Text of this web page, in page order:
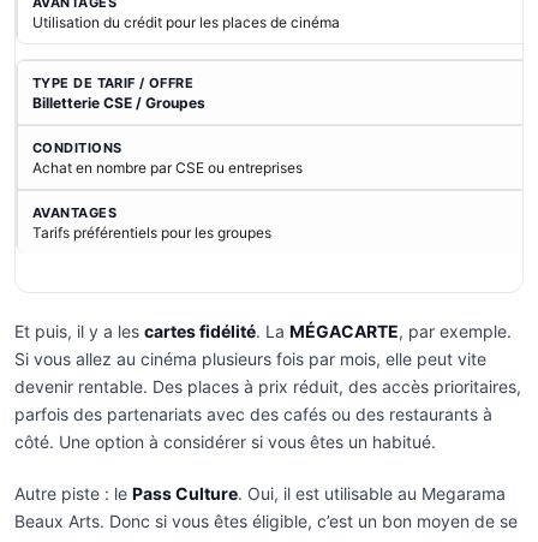
Utilisation du crédit pour les places de cinéma
Billetterie CSE / Groupes
Achat en nombre par CSE ou entreprises
Tarifs préférentiels pour les groupes
Et puis, il y a les cartes fidélité. La MÉGACARTE, par exemple.
Si vous allez au cinéma plusieurs fois par mois, elle peut vite
devenir rentable. Des places à prix réduit, des accès prioritaires,
parfois des partenariats avec des cafés ou des restaurants à
côté. Une option à considérer si vous êtes un habitué.
Autre piste : le Pass Culture. Oui, il est utilisable au Megarama
Beaux Arts. Donc si vous êtes éligible, c’est un bon moyen de se